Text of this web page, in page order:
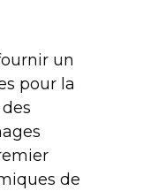
un
pour la
de